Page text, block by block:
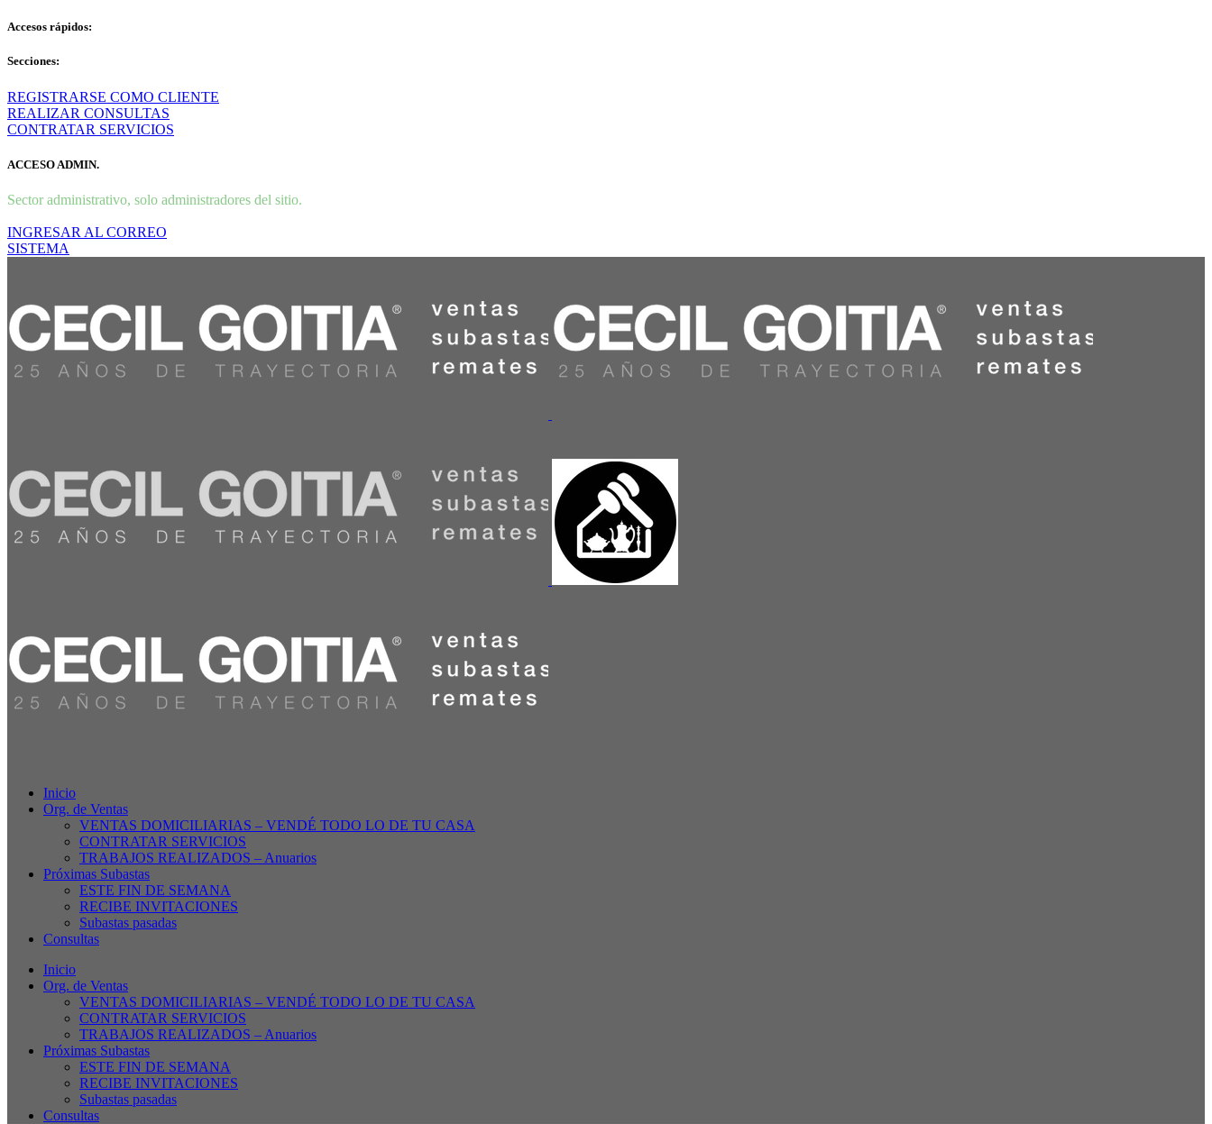
Accesos rápidos:
Secciones:
REGISTRARSE COMO CLIENTE
REALIZAR CONSULTAS
CONTRATAR SERVICIOS
ACCESO ADMIN.
Sector administrativo, solo administradores del sitio.
INGRESAR AL CORREO
SISTEMA
Inicio
Org. de Ventas
VENTAS DOMICILIARIAS – VENDÉ TODO LO DE TU CASA
CONTRATAR SERVICIOS
TRABAJOS REALIZADOS – Anuarios
Próximas Subastas
ESTE FIN DE SEMANA
RECIBE INVITACIONES
Subastas pasadas
Consultas
Inicio
Org. de Ventas
VENTAS DOMICILIARIAS – VENDÉ TODO LO DE TU CASA
CONTRATAR SERVICIOS
TRABAJOS REALIZADOS – Anuarios
Próximas Subastas
ESTE FIN DE SEMANA
RECIBE INVITACIONES
Subastas pasadas
Consultas